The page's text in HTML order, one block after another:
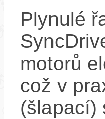
Plynulé
motorů
což v
(šlapací)